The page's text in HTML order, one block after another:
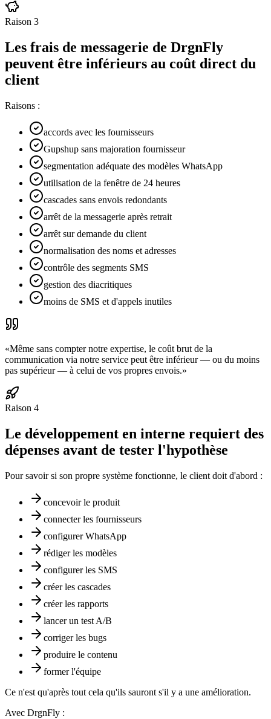
Raison 3
Les frais de messagerie de DrgnFly
peuvent être inférieurs au coût direct du
client
Raisons :
accords avec les fournisseurs
Gupshup sans majoration fournisseur
segmentation adéquate des modèles WhatsApp
utilisation de la fenêtre de 24 heures
cascades sans envois redondants
arrêt de la messagerie après retrait
arrêt sur demande du client
normalisation des noms et adresses
contrôle des segments SMS
gestion des diacritiques
moins de SMS et d'appels inutiles
«Même sans compter notre expertise, le coût brut de la
communication via notre service peut être inférieur — ou du moins
pas supérieur — à celui de vos propres envois.»
Raison 4
Le développement en interne requiert des
dépenses avant de tester l'hypothèse
Pour savoir si son propre système fonctionne, le client doit d'abord :
concevoir le produit
connecter les fournisseurs
configurer WhatsApp
rédiger les modèles
configurer les SMS
créer les cascades
créer les rapports
lancer un test A/B
corriger les bugs
produire le contenu
former l'équipe
Ce n'est qu'après tout cela qu'ils sauront s'il y a une amélioration.
Avec DrgnFly :